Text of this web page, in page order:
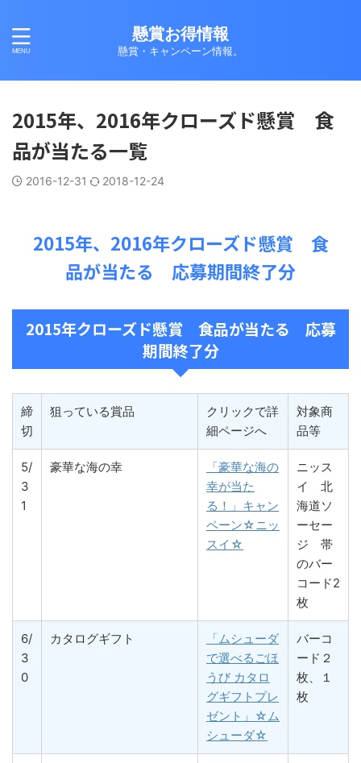
懸賞お得情報
懸賞・キャンペーン情報。
2015年、2016年クローズド懸賞 食
品が当たる一覧
2016-12-31 2018-12-24
2015年、2016年クローズド懸賞 食
品が当たる 応募期間終了分
2015年クローズド懸賞 食品が当たる 応募
期間終了分
締
切
狙っている賞品
クリックで詳
細ページへ
対象商
品等
5/
3
1
豪華な海の幸
「豪華な海の
幸が当た
る！」キャン
ペーン☆ニッ
スイ☆
ニッス
イ 北
海道ソ
ーセー
ジ 帯
のバー
コード2
枚
6/
3
0
カタログギフト
「ムシューダ
で選べるごほ
うび カタロ
グギフトプレ
ゼント」☆ム
シューダ☆
バーコ
ード２
枚、１
枚